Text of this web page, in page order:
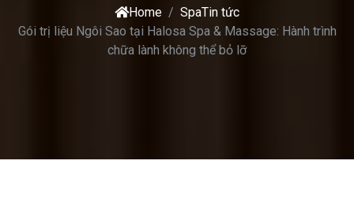
Home SpaTin tức
Gói trị liệu Ngôi Sao tại Halosa Spa & Massage: Hành trình
chữa lành không thể bỏ lỡ